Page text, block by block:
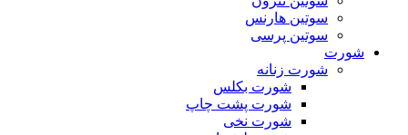
سوتین هارنس
سوتین پرسی
شورت
شورت زنانه
شورت بکلس
شورت پشت چاپ
شورت نخی